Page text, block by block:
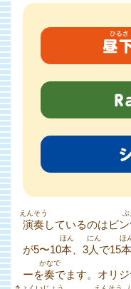
演奏 しているのはビン
が5〜10本 、3人 で15本
ーを奏でます。 オリ